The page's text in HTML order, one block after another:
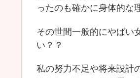
ったのも確かに身体的な
その世間一般的にやばい
い？？
私の努力不足や将来設計